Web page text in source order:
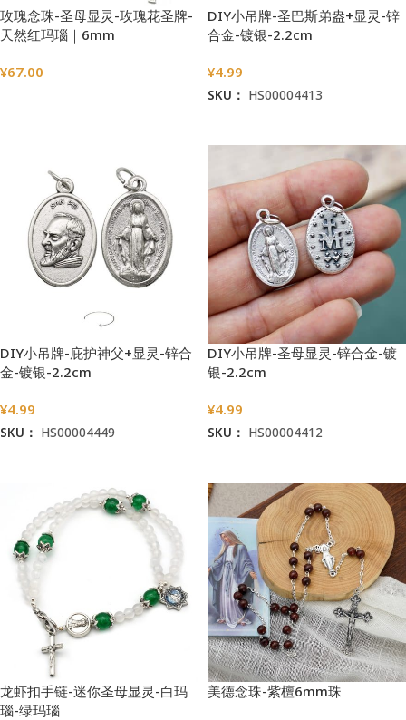
玫瑰念珠-圣母显灵-玫瑰花圣牌-
天然红玛瑙｜6mm
¥67.00
DIY小吊牌-圣巴斯弟盎+显灵-锌
合金-镀银-2.2cm
¥4.99
SKU： HS00004413
DIY小吊牌-庇护神父+显灵-锌合
金-镀银-2.2cm
¥4.99
SKU： HS00004449
DIY小吊牌-圣母显灵-锌合金-镀
银-2.2cm
¥4.99
SKU： HS00004412
龙虾扣手链-迷你圣母显灵-白玛
瑙-绿玛瑙
美德念珠-紫檀6mm珠